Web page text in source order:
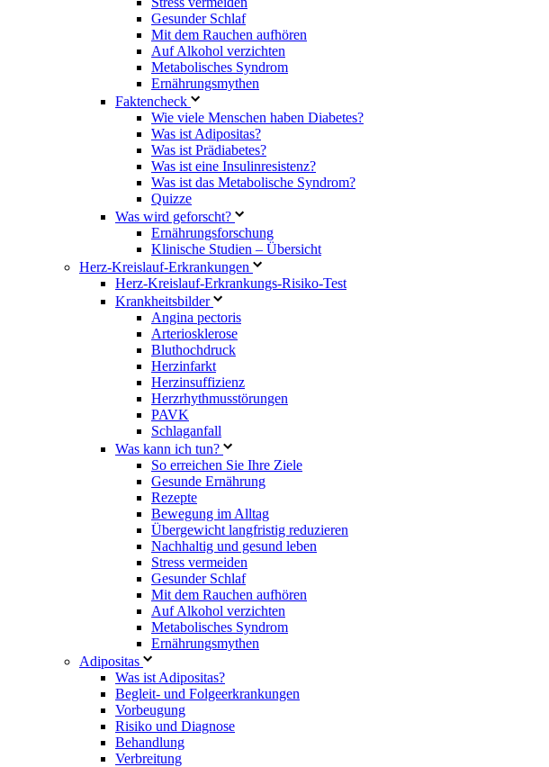
Gesunder Schlaf
Mit dem Rauchen aufhören
Auf Alkohol verzichten
Metabolisches Syndrom
Ernährungsmythen
Faktencheck
Wie viele Menschen haben Diabetes?
Was ist Adipositas?
Was ist Prädiabetes?
Was ist eine Insulinresistenz?
Was ist das Metabolische Syndrom?
Quizze
Was wird geforscht?
Ernährungsforschung
Klinische Studien – Übersicht
Herz-Kreislauf-Erkrankungen
Herz-Kreislauf-Erkrankungs-Risiko-Test
Krankheitsbilder
Angina pectoris
Arteriosklerose
Bluthochdruck
Herzinfarkt
Herzinsuffizienz
Herzrhythmusstörungen
PAVK
Schlaganfall
Was kann ich tun?
So erreichen Sie Ihre Ziele
Gesunde Ernährung
Rezepte
Bewegung im Alltag
Übergewicht langfristig reduzieren
Nachhaltig und gesund leben
Stress vermeiden
Gesunder Schlaf
Mit dem Rauchen aufhören
Auf Alkohol verzichten
Metabolisches Syndrom
Ernährungsmythen
Adipositas
Was ist Adipositas?
Begleit- und Folgeerkrankungen
Vorbeugung
Risiko und Diagnose
Behandlung
Verbreitung